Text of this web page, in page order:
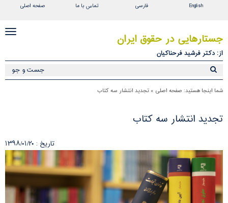
صفحه اصلی تماس با ما فارسی English
باز
بست
منو
جستارهایی در حقوق ایران
از: دکتر فرشید فرحناکیان
شما اینجا هستید: صفحه اصلی » تجدید انتشار سه کتاب
تجدید انتشار سه کتاب
تاریخ : ۱۳۹۸/۰۱/۲۰